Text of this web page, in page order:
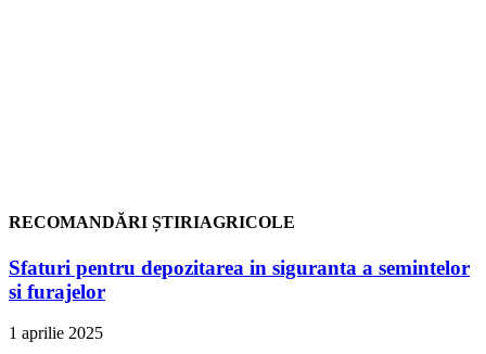
RECOMANDĂRI ȘTIRIAGRICOLE
Sfaturi pentru depozitarea in siguranta a semintelor
si furajelor
1 aprilie 2025